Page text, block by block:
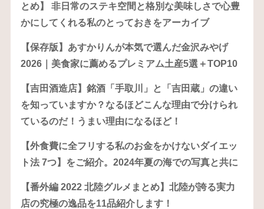
とめ】 非日常のステキ空間と格別な美味しさで心豊
かにしてくれる私のとっておきをアーカイブ
【保存版】あすかりんが本気で選んだ金沢みやげ
2026｜美食家に薦めるプレミアム土産5選＋TOP10
【吉田酒造店】銘酒「手取川」と「吉田蔵」の違い
を知っていますか？なるほどこんな理由で分けられ
ているのだ！うまい理由になるほど！
【外食費に全フリする私のお金をかけないダイエッ
ト法 7つ】をご紹介。2024年夏の海での写真と共に
【番外編 2022 北陸グルメまとめ】北陸が誇る実力
店の究極の逸品を11品紹介します！